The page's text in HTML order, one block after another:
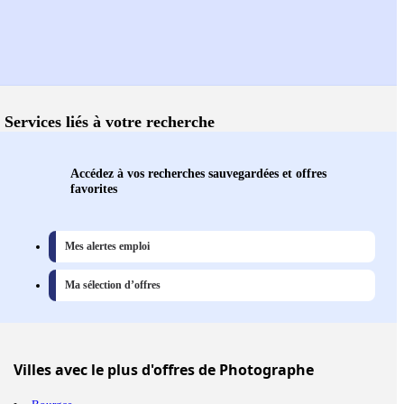
Services liés à votre recherche
Accédez à vos recherches sauvegardées et offres
favorites
Mes alertes emploi
Ma sélection d’offres
Villesavec le plus d'offres de Photographe